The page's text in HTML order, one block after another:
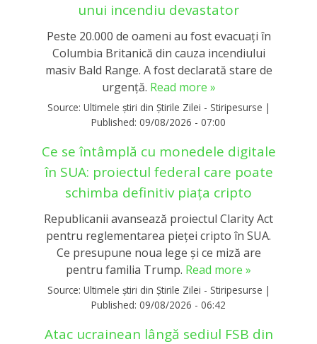
unui incendiu devastator
Peste 20.000 de oameni au fost evacuați în
Columbia Britanică din cauza incendiului
masiv Bald Range. A fost declarată stare de
urgență. Read more »
Source: Ultimele știri din Știrile Zilei - Stiripesurse |
Published: 09/08/2026 - 07:00
Ce se întâmplă cu monedele digitale
în SUA: proiectul federal care poate
schimba definitiv piața cripto
Republicanii avansează proiectul Clarity Act
pentru reglementarea pieței cripto în SUA.
Ce presupune noua lege și ce miză are
pentru familia Trump. Read more »
Source: Ultimele știri din Știrile Zilei - Stiripesurse |
Published: 09/08/2026 - 06:42
Atac ucrainean lângă sediul FSB din